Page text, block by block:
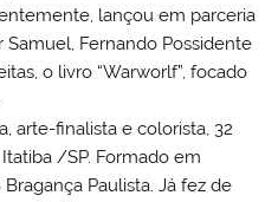
lançou em parceria
Fernando Possidente
o livro “Warworlf”, focado
arte-finalista e colorista, 32
/SP. Formado em
Paulista. Já fez de